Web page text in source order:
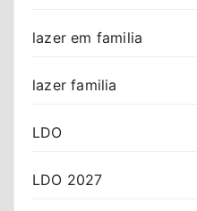
lazer em familia
lazer familia
LDO
LDO 2027